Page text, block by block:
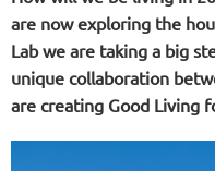
are now exploring the
Lab we are taking a big
unique collaboration
are creating Good Living